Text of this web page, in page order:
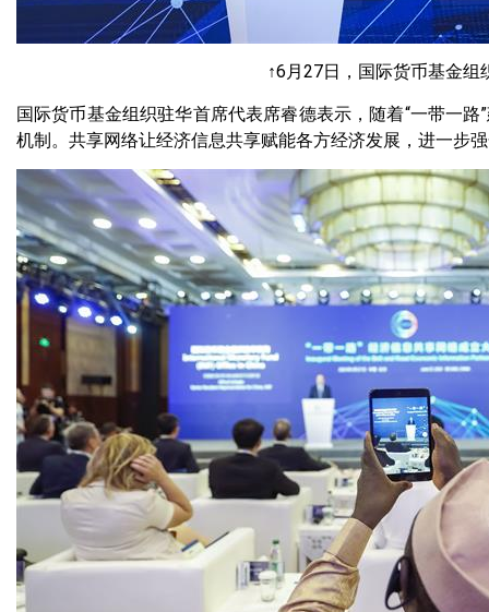
↑6月27日，国际货币基金
国际货币基金组织驻华首席代表席睿德表示，随着“一带一
机制。共享网络让经济信息共享赋能各方经济发展，进一步